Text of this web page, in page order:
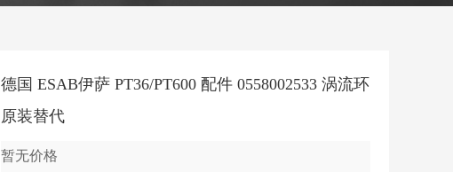
德国 ESAB伊萨 PT36/PT600 配件 0558002533 涡流环
原装替代
暂无价格